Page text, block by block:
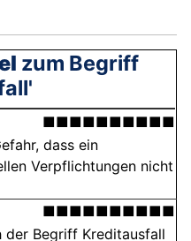
zum Begriff
■■■■■■■■■■
dass ein
Verpflichtungen nicht
■■■■■■■■■■
der Begriff Kreditausfall